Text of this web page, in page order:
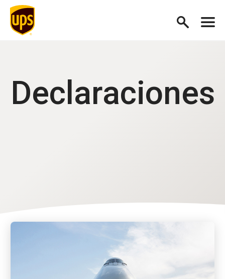
Declaraciones